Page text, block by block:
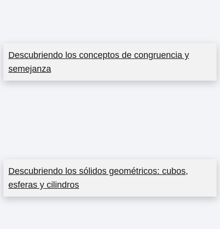
Descubriendo los conceptos de congruencia y
semejanza
Descubriendo los sólidos geométricos: cubos,
esferas y cilindros